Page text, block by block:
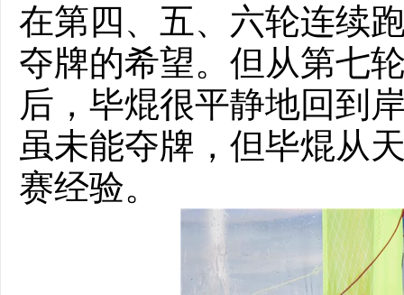
在第四、五、六轮连续
夺牌的希望。但从第七
后，毕焜很平静地回到
虽未能夺牌，但毕焜从
赛经验。